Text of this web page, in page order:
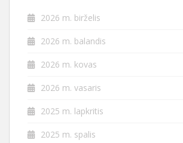
2026 m. birželis
2026 m. balandis
2026 m. kovas
2026 m. vasaris
2025 m. lapkritis
2025 m. spalis